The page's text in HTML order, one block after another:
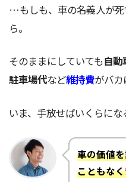
…もしも、車の名義人が
ら。
そのままにしていても自動
駐車場代など維持費がバカ
いま、手放せばいくらにな
車の価値
こともなく